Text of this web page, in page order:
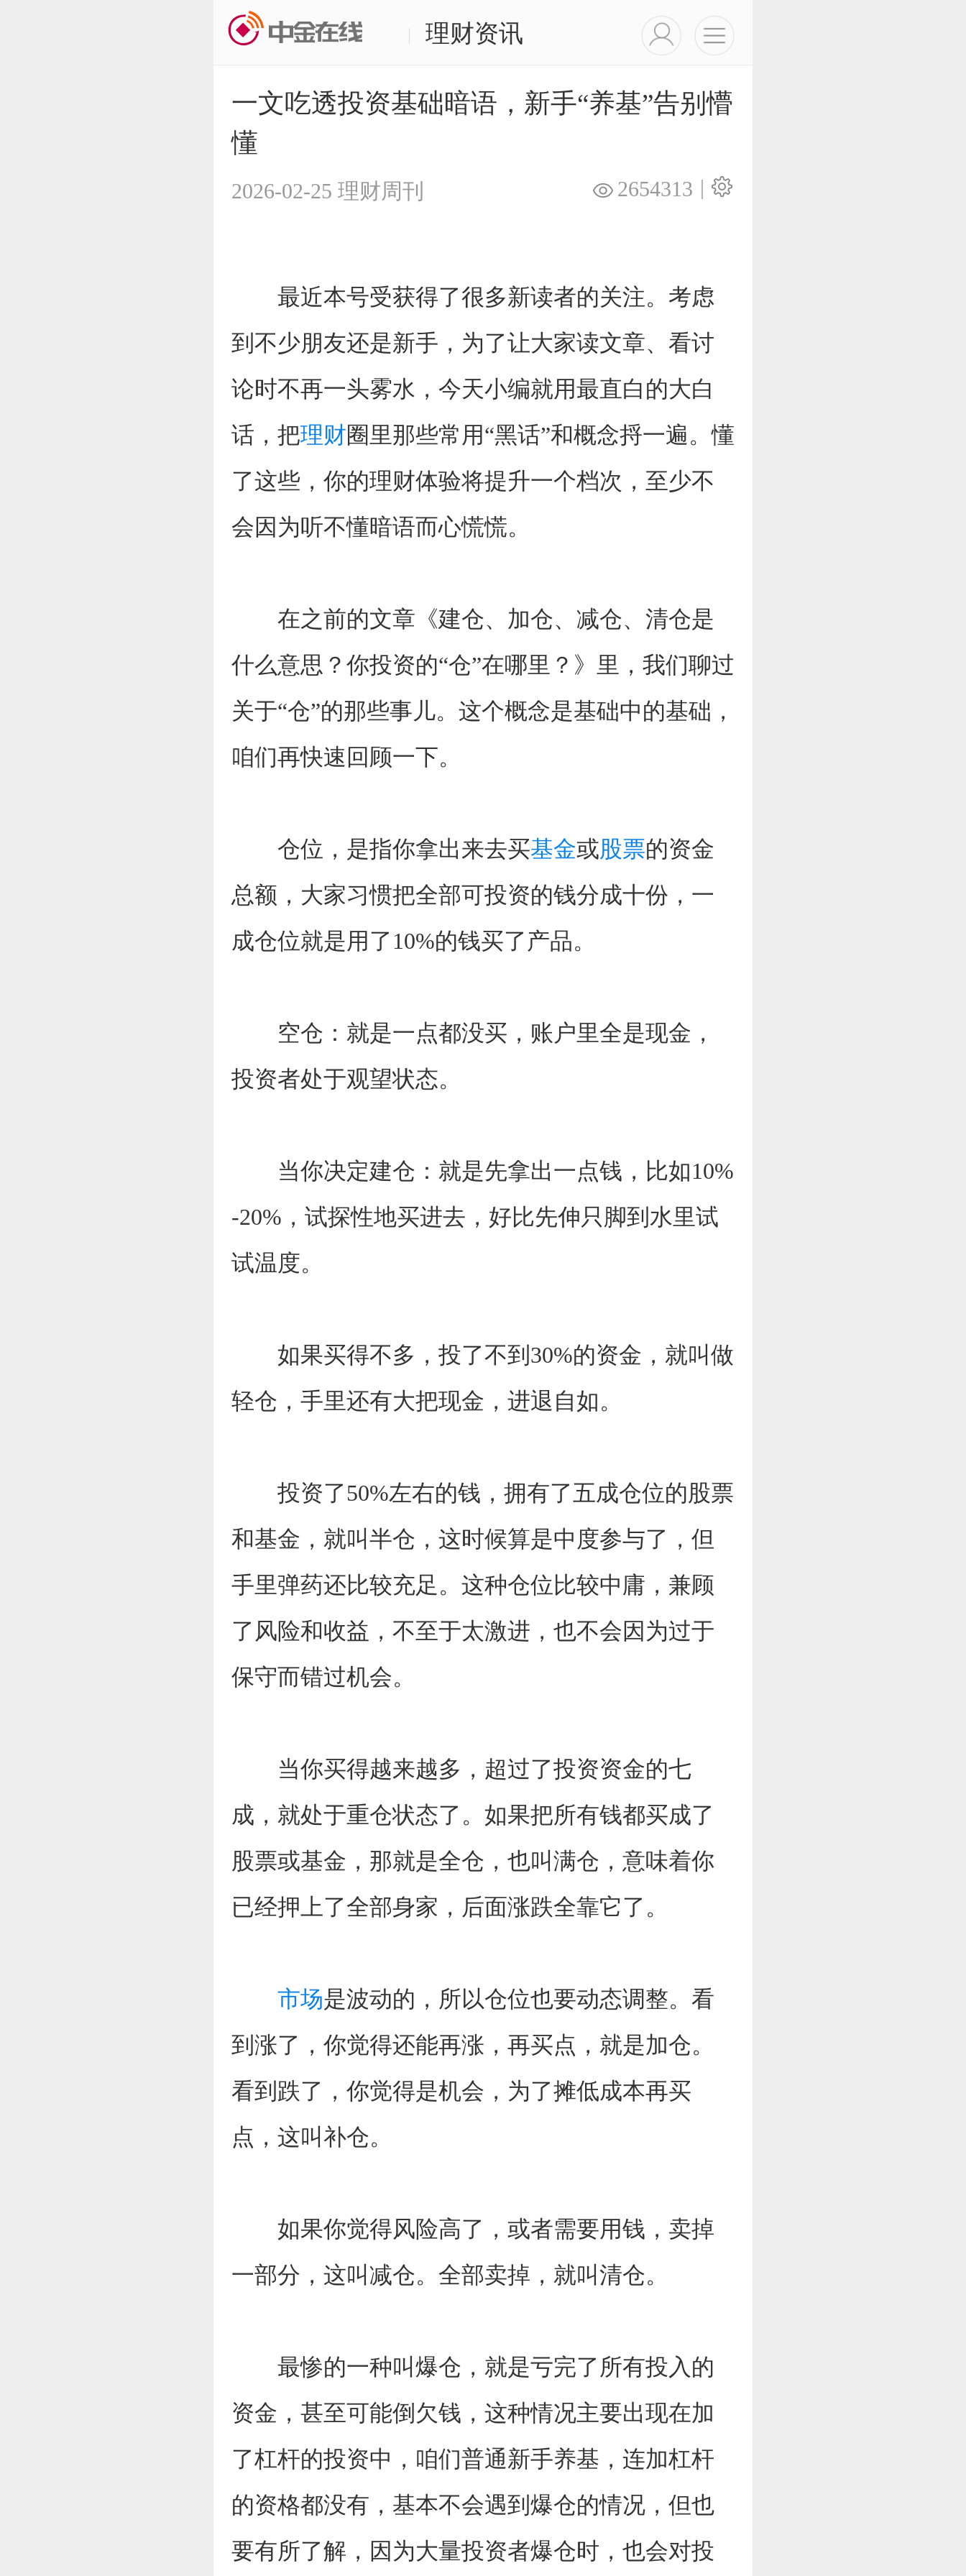
| 理财资讯
一文吃透投资基础暗语，新手“养基”告别懵
懂
2026-02-25 理财周刊 |
2654313
最近本号受获得了很多新读者的关注。考虑
到不少朋友还是新手，为了让大家读文章、看讨
论时不再一头雾水，今天小编就用最直白的大白
话，把理财圈里那些常用“黑话”和概念捋一遍。懂
了这些，你的理财体验将提升一个档次，至少不
会因为听不懂暗语而心慌慌。
在之前的文章《建仓、加仓、减仓、清仓是
什么意思？你投资的“仓”在哪里？》里，我们聊过
关于“仓”的那些事儿。这个概念是基础中的基础，
咱们再快速回顾一下。
仓位，是指你拿出来去买基金或股票的资金
总额，大家习惯把全部可投资的钱分成十份，一
成仓位就是用了10%的钱买了产品。
空仓：就是一点都没买，账户里全是现金，
投资者处于观望状态。
当你决定建仓：就是先拿出一点钱，比如10%
-20%，试探性地买进去，好比先伸只脚到水里试
试温度。
如果买得不多，投了不到30%的资金，就叫做
轻仓，手里还有大把现金，进退自如。
投资了50%左右的钱，拥有了五成仓位的股票
和基金，就叫半仓，这时候算是中度参与了，但
手里弹药还比较充足。这种仓位比较中庸，兼顾
了风险和收益，不至于太激进，也不会因为过于
保守而错过机会。
当你买得越来越多，超过了投资资金的七
成，就处于重仓状态了。如果把所有钱都买成了
股票或基金，那就是全仓，也叫满仓，意味着你
已经押上了全部身家，后面涨跌全靠它了。
市场是波动的，所以仓位也要动态调整。看
到涨了，你觉得还能再涨，再买点，就是加仓。
看到跌了，你觉得是机会，为了摊低成本再买
点，这叫补仓。
如果你觉得风险高了，或者需要用钱，卖掉
一部分，这叫减仓。全部卖掉，就叫清仓。
最惨的一种叫爆仓，就是亏完了所有投入的
资金，甚至可能倒欠钱，这种情况主要出现在加
了杠杆的投资中，咱们普通新手养基，连加杠杆
的资格都没有，基本不会遇到爆仓的情况，但也
要有所了解，因为大量投资者爆仓时，也会对投